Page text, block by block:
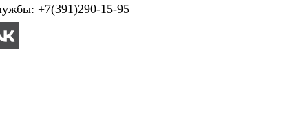
+7(391)290-15-95